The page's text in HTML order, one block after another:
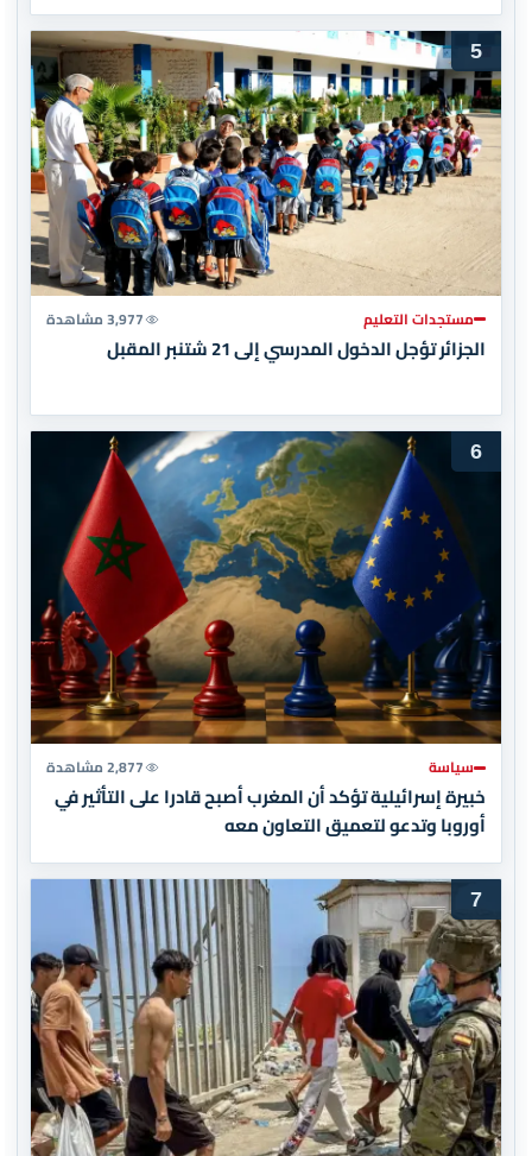
5
مستجدات التعليم 3,977 مشاهدة
الجزائر تؤجل الدخول المدرسي إلى 21 شتنبر المقبل
6
سياسة 2,877 مشاهدة
خبيرة إسرائيلية تؤكد أن المغرب أصبح قادرا على التأثير في
أوروبا وتدعو لتعميق التعاون معه
7